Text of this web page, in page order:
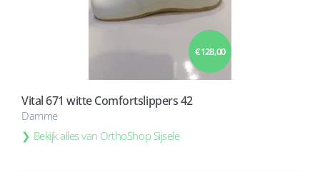
€ 128,00
Vital 671 witte Comfortslippers 42
Damme
Bekijk alles van OrthoShop Sijsele